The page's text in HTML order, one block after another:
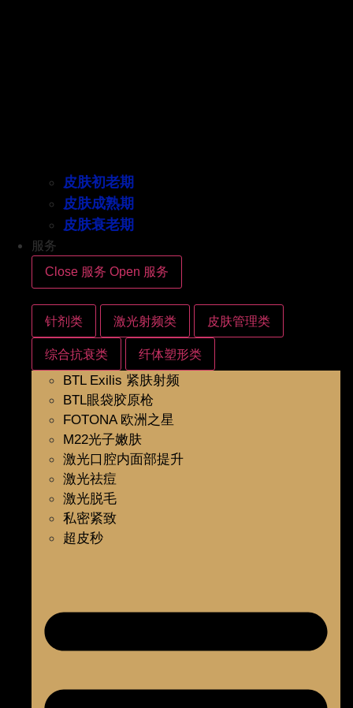
皮肤初老期
皮肤成熟期
皮肤衰老期
服务
Close 服务 Open 服务
针剂类 激光射频类 皮肤管理类
综合抗衰类 纤体塑形类
BTL Exilis 紧肤射频
BTL眼袋胶原枪
FOTONA 欧洲之星
M22光子嫩肤
激光口腔内面部提升
激光祛痘
激光脱毛
私密紧致
超皮秒